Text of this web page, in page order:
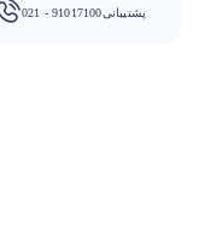
پشتیبانی021 - 91017100